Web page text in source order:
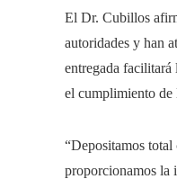
El Dr. Cubillos
autoridades y han
entregada
el cumplimiento de
“Depositamos total
proporcionamos la